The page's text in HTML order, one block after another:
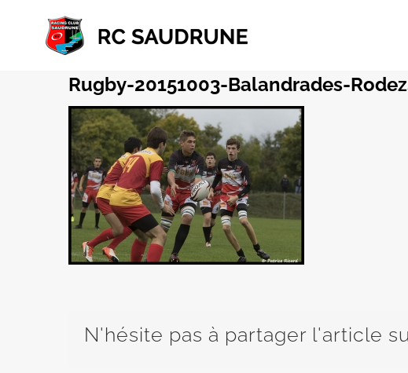
contenu
Rugby-20151003-Balandrades-
N'hésite pas à partager l'article